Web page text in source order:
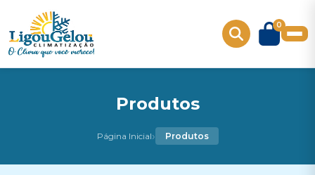
0
Produtos
Página Inicial› Produtos